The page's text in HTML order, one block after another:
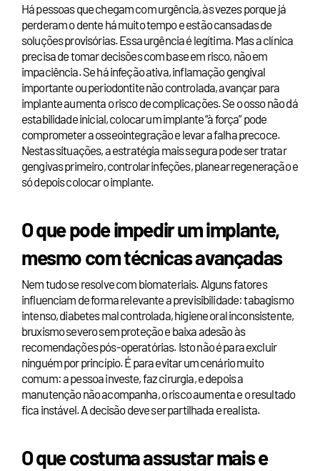
Há pessoas que chegam com urgência, às vezes porque já
perderam o dente há muito tempo e estão cansadas de
soluções provisórias. Essa urgência é legítima. Mas a clínica
precisa de tomar decisões com base em risco, não em
impaciência. Se há infeção ativa, inflamação gengival
importante ou periodontite não controlada, avançar para
implante aumenta o risco de complicações. Se o osso não dá
estabilidade inicial, colocar um implante “à força” pode
comprometer a osseointegração e levar a falha precoce.
Nestas situações, a estratégia mais segura pode ser tratar
gengivas primeiro, controlar infeções, planear regeneração e
só depois colocar o implante.
O que pode impedir um implante,
mesmo com técnicas avançadas
Nem tudo se resolve com biomateriais. Alguns fatores
influenciam de forma relevante a previsibilidade: tabagismo
intenso, diabetes mal controlada, higiene oral inconsistente,
bruxismo severo sem proteção e baixa adesão às
recomendações pós-operatórias. Isto não é para excluir
ninguém por princípio. É para evitar um cenário muito
comum: a pessoa investe, faz cirurgia, e depois a
manutenção não acompanha, o risco aumenta e o resultado
fica instável. A decisão deve ser partilhada e realista.
O que costuma assustar mais e